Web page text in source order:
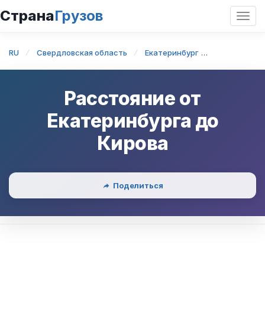
СтранаГрузов
RU Свердловская область Екатеринбург
Расстояние от
Екатеринбурга до
Кирова
Поделиться